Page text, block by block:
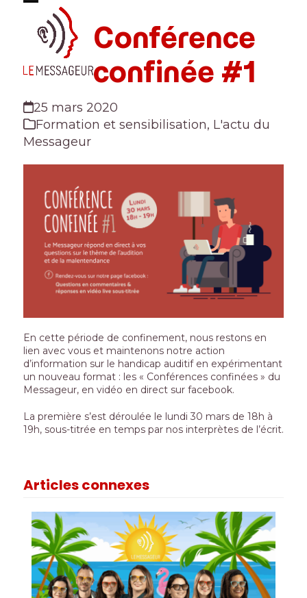
content
Open
mobile
menu
Close
mobile
menu
Conférence
confinée #1
25 mars 2020
Formation et sensibilisation, L'actu du
Messageur
En cette période de confinement, nous restons en
lien avec vous et maintenons notre action
d’information sur le handicap auditif en expérimentant
un nouveau format : les « Conférences confinées » du
Messageur, en vidéo en direct sur facebook.
La première s’est déroulée le lundi 30 mars de 18h à
19h, sous-titrée en temps par nos interprètes de l’écrit.
Articles connexes